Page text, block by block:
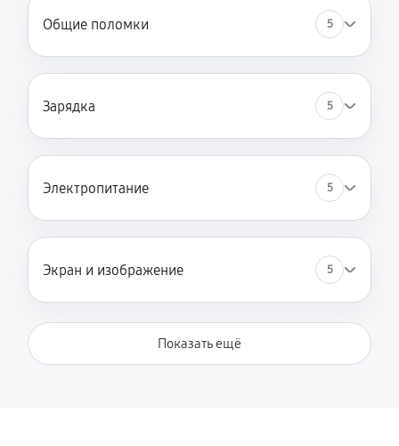
Общие поломки 5
Зарядка 5
Электропитание 5
Экран и изображение 5
Показать ещё